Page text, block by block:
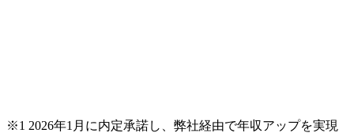
※1 2026年1月に内定承諾し、弊社経由で年収アップを実現